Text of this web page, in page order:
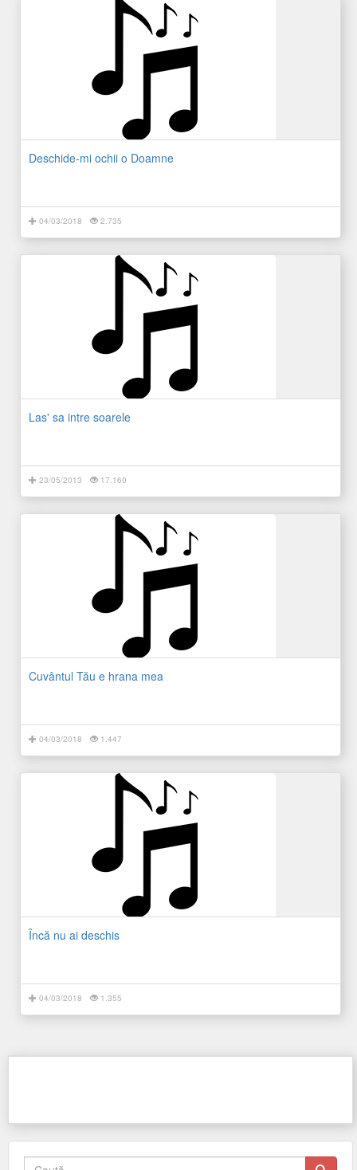
Deschide-mi ochii o Doamne
04/03/2018 2.735
Las' sa intre soarele
23/05/2013 17.160
Cuvântul Tău e hrana mea
04/03/2018 1.447
Încă nu ai deschis
04/03/2018 1.355